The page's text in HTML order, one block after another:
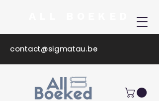
contact@sigmatau.be